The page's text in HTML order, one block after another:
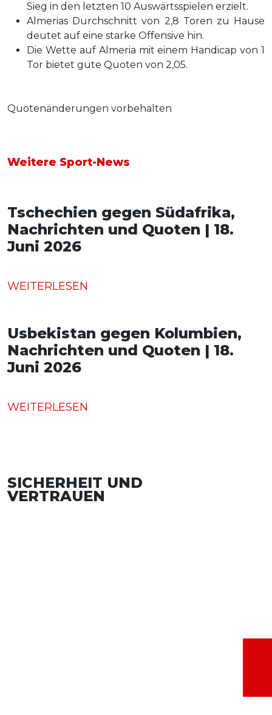
Sieg in den letzten 10 Auswärtsspielen erzielt.
Almerias Durchschnitt von 2,8 Toren zu Hause
deutet auf eine starke Offensive hin.
Die Wette auf Almeria mit einem Handicap von 1
Tor bietet gute Quoten von 2,05.
Quotenänderungen vorbehalten
Weitere Sport-News
Tschechien gegen Südafrika,
Nachrichten und Quoten | 18.
Juni 2026
WEITERLESEN
Usbekistan gegen Kolumbien,
Nachrichten und Quoten | 18.
Juni 2026
WEITERLESEN
SICHERHEIT UND
VERTRAUEN